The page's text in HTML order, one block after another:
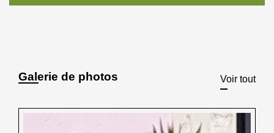
Galerie de photos Voir tout